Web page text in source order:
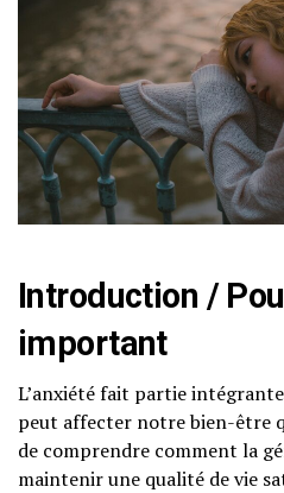
Introduction /
important
L’anxiété fait partie
peut affecter notre bien-être
de comprendre comment la
maintenir une qualité de vie